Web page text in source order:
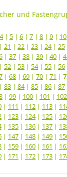
und
4| 5 | 6 | 7 | 8 | 9 | 10
| 21 | 22 | 23 | 24| 25
| 37 | 38 | 39 | 40 |
| 52 | 53 | 54| 55 | 56
| 68 | 69 | 70 | 71 |
| 83 | 84| 85 | 86 | 87
| 99 | 100 | 101 | 102
| 111 | 112 | 113 |
| 123 | 124| 125 |
| 135 | 136 | 137 |
| 147 | 148 | 149 |
| 159 | 160 | 161 |
| 171 | 172 | 173 |